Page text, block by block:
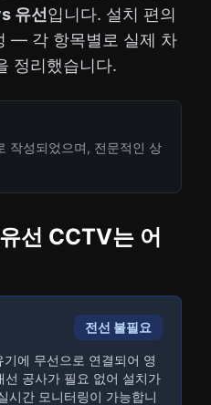
유선 입니다. 설치 편의
— 각 항목별로 실제 차
정리했습니다.
작성되었으며, 전문적인 상
선 CCTV는 어
전선 불필요
에 무선으로 연결되어 영
공사가 필요 없어 설치가
시간 모니터링이 가능합니